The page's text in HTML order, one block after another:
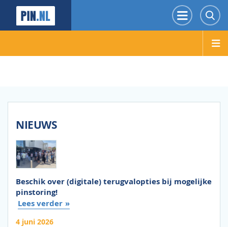
Menu
NIEUWS
Beschik over (digitale) terugvalopties bij mogelijke
pinstoring!
Lees verder
4 juni 2026